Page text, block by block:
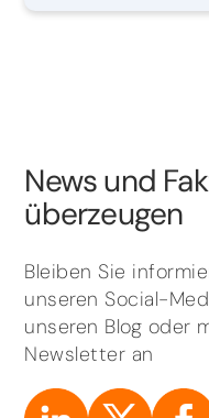
News und
überzeugen
Bleiben Sie
unseren Social-
unseren Blog oder
Newsletter an